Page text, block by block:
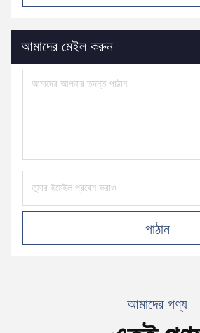
আমাদের মেইল ​​করুন
পাঠান
আমাদের পণ্য